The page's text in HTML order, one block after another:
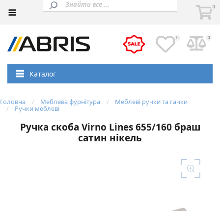
0
0 0
Каталог
Головна Меблева фурнітура Меблеві ручки та гачки
Ручки меблеві
Ручка скоба Virno Lines 655/160 браш
сатин нікель